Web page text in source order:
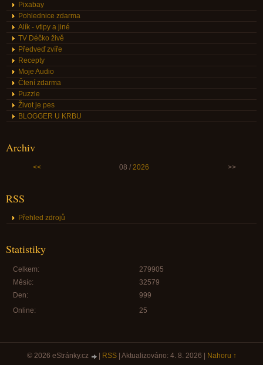
Pixabay
Pohlednice zdarma
Alík - vtipy a jiné
TV Déčko živě
Předveď zvíře
Recepty
Moje Audio
Čtení zdarma
Puzzle
Život je pes
BLOGGER U KRBU
Archiv
<< 08 / 2026 >>
RSS
Přehled zdrojů
Statistiky
Online: 25
Celkem:
279905
Měsíc:
32579
Den:
999
© 2026 eStránky.cz RSS| Aktualizováno: 4. 8. 2026 Nahoru ↑